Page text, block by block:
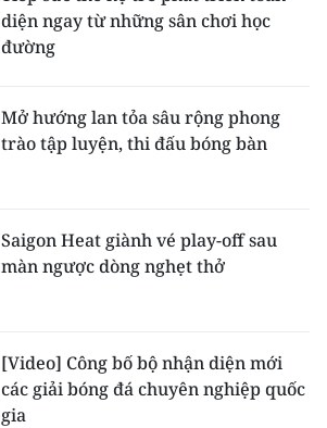
diện ngay từ những sân chơi học
đường
Mở hướng lan tỏa sâu rộng phong
trào tập luyện, thi đấu bóng bàn
Saigon Heat giành vé play-off sau
màn ngược dòng nghẹt thở
[Video] Công bố bộ nhận diện mới
các giải bóng đá chuyên nghiệp quốc
gia